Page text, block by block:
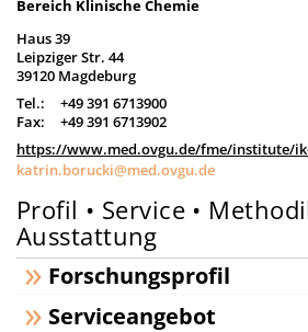
Bereich Klinische Chemie
Haus 39
Leipziger Str. 44
39120 Magdeburg
Tel.:
+49 391 6713900
Fax:
+49 391 6713902
https://www.med.ovgu.de/fme/institute/
katrin.borucki@med.ovgu.de
Profil • Service •
Ausstattung
Forschungsprofil
Serviceangebot